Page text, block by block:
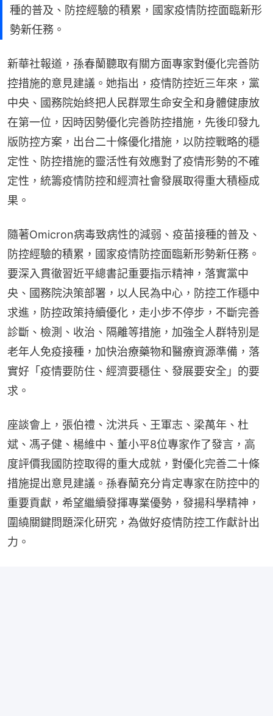
種的普及、防控經驗的積累，國家疫情防控面臨新形
勢新任務。
新華社報道，孫春蘭聽取有關方面專家對優化完善防
控措施的意見建議。她指出，疫情防控近三年來，黨
中央、國務院始終把人民群眾生命安全和身體健康放
在第一位，因時因勢優化完善防控措施，先後印發九
版防控方案，出台二十條優化措施，以防控戰略的穩
定性、防控措施的靈活性有效應對了疫情形勢的不確
定性，統籌疫情防控和經濟社會發展取得重大積極成
果。
隨著Omicron病毒致病性的減弱、疫苗接種的普及、
防控經驗的積累，國家疫情防控面臨新形勢新任務。
要深入貫徹習近平總書記重要指示精神，落實黨中
央、國務院決策部署，以人民為中心，防控工作穩中
求進，防控政策持續優化，走小步不停步，不斷完善
診斷、檢測、收治、隔離等措施，加強全人群特別是
老年人免疫接種，加快治療藥物和醫療資源準備，落
實好「疫情要防住、經濟要穩住、發展要安全」的要
求。
座談會上，張伯禮、沈洪兵、王軍志、梁萬年、杜
斌、馮子健、楊維中、董小平8位專家作了發言，高
度評價我國防控取得的重大成就，對優化完善二十條
措施提出意見建議。孫春蘭充分肯定專家在防控中的
重要貢獻，希望繼續發揮專業優勢，發揚科學精神，
圍繞關鍵問題深化研究，為做好疫情防控工作獻計出
力。